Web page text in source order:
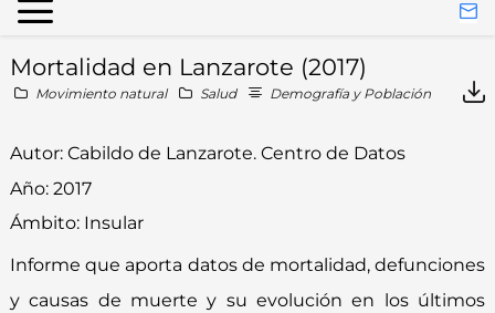
Mortalidad en Lanzarote (2017)
Movimiento natural Salud Demografía y Población
Autor: Cabildo de Lanzarote. Centro de Datos
Año: 2017
Ámbito: Insular
Informe que aporta datos de mortalidad, defunciones
y causas de muerte y su evolución en los últimos